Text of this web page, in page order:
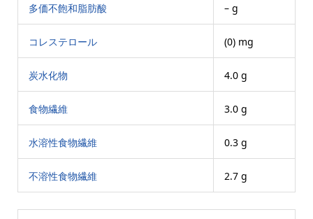
多価不飽和脂肪酸 – g
コレステロール (0) mg
炭水化物 4.0 g
食物繊維 3.0 g
水溶性食物繊維 0.3 g
不溶性食物繊維 2.7 g